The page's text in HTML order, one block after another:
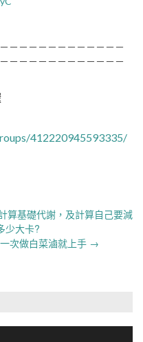
－－－－－－－－－－－－
－－－－－－－－－－－－
412220945593335/
算基礎代謝，及計算自己要減
少大卡?
次做白菜滷就上手 →